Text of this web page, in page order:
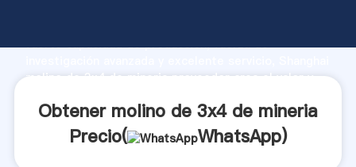
fuerte capacidad de producción, fuerza de
molino de 3x4 de mineria proveedor crea el valor y
Obtener molino de 3x4 de mineria
Precio(
WhatsApp)